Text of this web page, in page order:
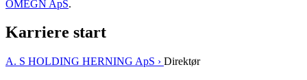
OMEGN ApS.
Karriere start
A. S HOLDING HERNING ApS › Direktør